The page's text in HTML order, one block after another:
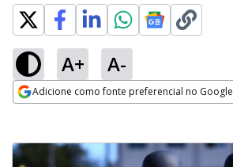
A+ A-
Adicione como fonte preferencial no Google